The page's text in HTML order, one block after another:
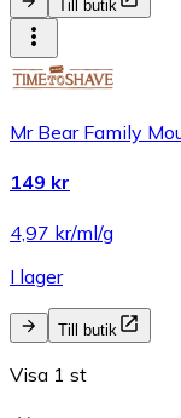
Till butik
Mr Bear Family
149 kr
4,97 kr/ml/g
I lager
Till butik
Visa 1 st